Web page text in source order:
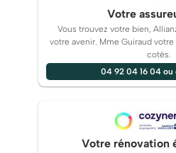
Votre
Vous trouvez votre bien,
votre avenir. Mme Guiraud
cotés.
04 92 04 16 04
Votre rénovation